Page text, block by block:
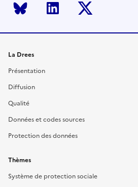
Bluesky LinkedIn
La Drees
Présentation
Diffusion
Qualité
Données et codes sources
Protection des données
Thèmes
Système de protection sociale